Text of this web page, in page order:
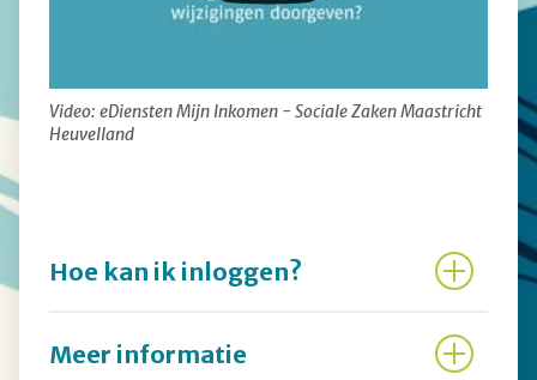
Video: eDiensten Mijn Inkomen - Sociale Zaken Maastricht
Heuvelland
Hoe kan ik inloggen?
Meer informatie